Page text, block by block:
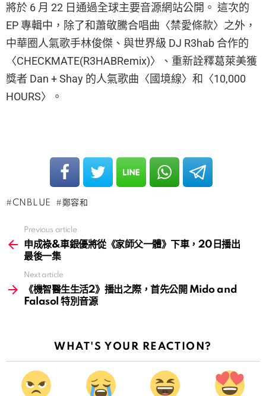
將於 6 月 22 日通過全球主要音源網站公開。 這次的
EP 專輯中，除了和蕭敬騰合唱曲〈禁愛條款〉之外，
中華圈人氣歌手林俊傑、與世界級 DJ R3hab 合作的
〈CHECKMATE(R3HABRemix)〉、重新詮釋葛萊美獲
獎者 Dan + Shay 的人氣歌曲〈國境線〉和〈10,000
HOURS〉。
CNBLUE 鄭容和
more
Previous article
申成祿&車銀優將從《家師父一體》下車，20日播出
最後一集
Next article
《機智醫生生活2》播出之際，首先公開 Mido and
Falasol 特別音源
WHAT'S YOUR REACTION?